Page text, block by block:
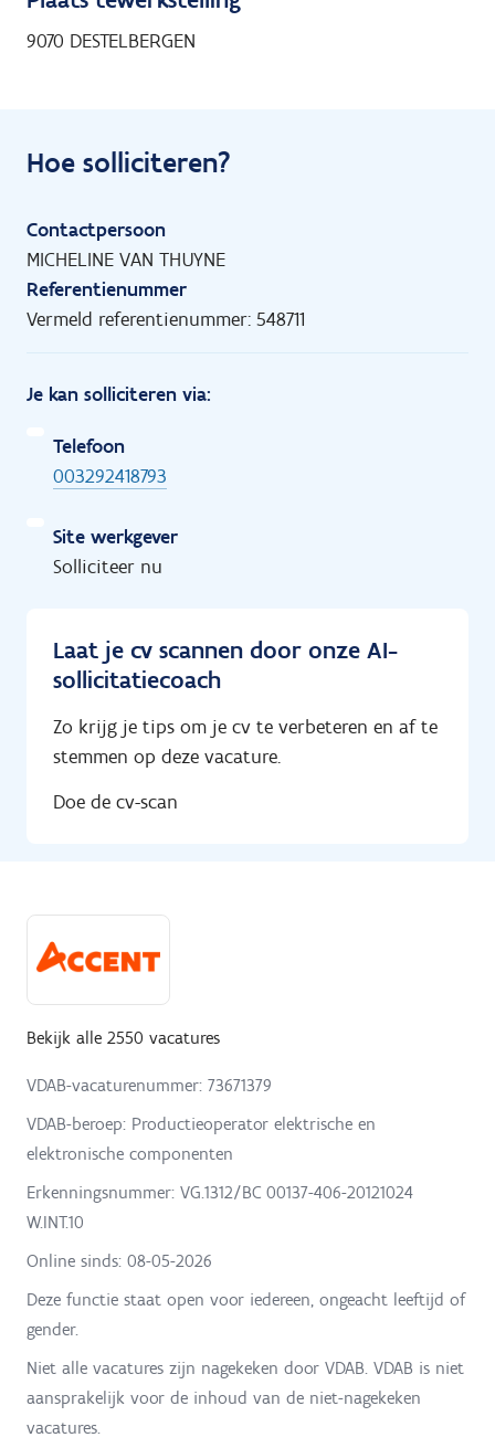
9070 DESTELBERGEN
Hoe solliciteren?
Contactpersoon
MICHELINE VAN THUYNE
Referentienummer
Vermeld referentienummer: 548711
Je kan solliciteren via:
Telefoon
003292418793
Site werkgever
Solliciteer nu
Laat je cv scannen door onze AI-
sollicitatiecoach
Zo krijg je tips om je cv te verbeteren en af te
stemmen op deze vacature.
Doe de cv-scan
Bekijk alle 2550 vacatures
VDAB-vacaturenummer: 73671379
VDAB-beroep: Productieoperator elektrische en
elektronische componenten
Erkenningsnummer: VG.1312/BC 00137-406-20121024
W.INT.10
Online sinds: 08-05-2026
Deze functie staat open voor iedereen, ongeacht leeftijd of
gender.
Niet alle vacatures zijn nagekeken door VDAB. VDAB is niet
aansprakelijk voor de inhoud van de niet-nagekeken
vacatures.